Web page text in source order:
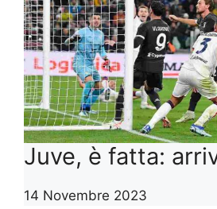
Juve, è fatta:
14 Novembre 2023